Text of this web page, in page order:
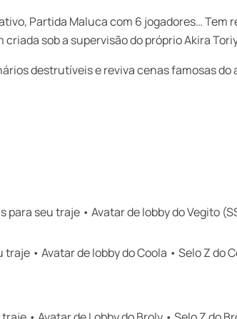
Partida Maluca com 6 jogadores… Tem
sob a supervisão do próprio Akira
destrutíveis e reviva cenas famosas do
seu traje • Avatar de lobby do Vegito
• Avatar de lobby do Coola • Selo Z do